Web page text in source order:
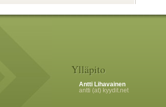
Ylläpito
Antti Lihavainen
antti (at) kyydit.net